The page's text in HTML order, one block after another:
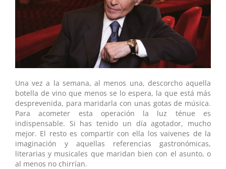
Una vez a la semana, al menos una, descorcho aquella
botella de vino que menos se lo espera, la que está más
desprevenida, para maridarla con unas gotas de música.
Para acometer esta operación la luz ténue es
indispensable. Si has tenido un día agotador, mucho
mejor. El resto es compartir con ella los vaivenes de la
imaginación y aquellas referencias gastronómicas,
literarias y musicales que maridan bien con el asunto, o
al menos no chirrían.